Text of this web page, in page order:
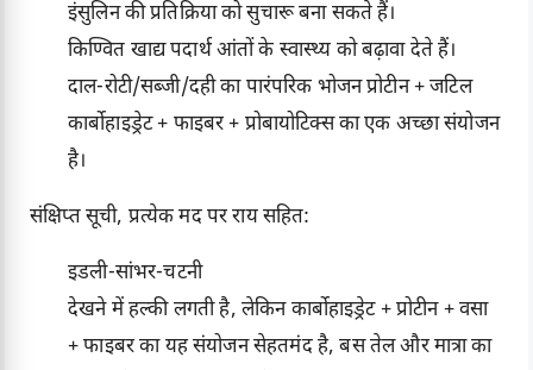
इंसुलिन की प्रतिक्रिया को सुचारू बना सकते हैं।
किण्वित खाद्य पदार्थ आंतों के स्वास्थ्य को बढ़ावा देते हैं।
दाल-रोटी/सब्जी/दही का पारंपरिक भोजन प्रोटीन + जटिल
कार्बोहाइड्रेट + फाइबर + प्रोबायोटिक्स का एक अच्छा संयोजन
है।
संक्षिप्त सूची, प्रत्येक मद पर राय सहित:
इडली-सांभर-चटनी
देखने में हल्की लगती है, लेकिन कार्बोहाइड्रेट + प्रोटीन + वसा
+ फाइबर का यह संयोजन सेहतमंद है, बस तेल और मात्रा का